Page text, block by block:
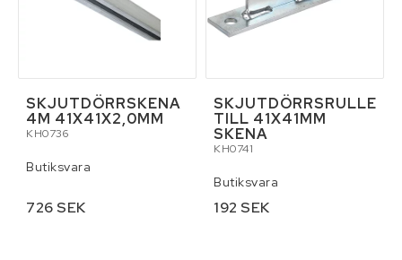
SKJUTDÖRRSKENA
4M 41X41X2,0MM
KH0736
Butiksvara
726 SEK
SKJUTDÖRRSRULLE
TILL 41X41MM
SKENA
KH0741
Butiksvara
192 SEK